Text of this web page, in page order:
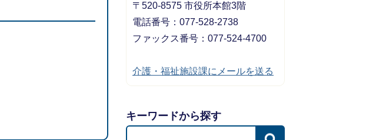
〒520-8575 市役所本館3階
電話番号：077-528-2738
ファックス番号：077-524-4700
介護・福祉施設課にメールを送る
キーワードから探す